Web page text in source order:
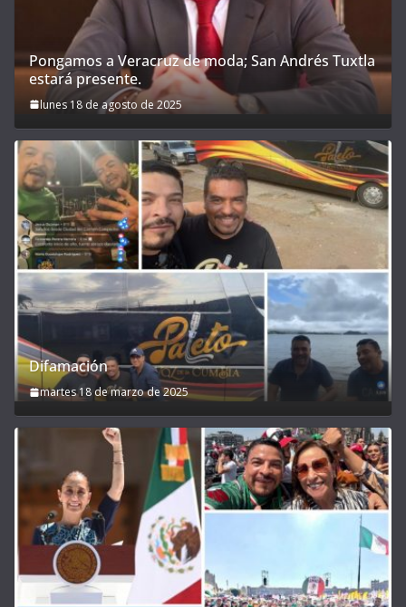
Pongamos a Veracruz de moda; San Andrés Tuxtla
estará presente.
lunes 18 de agosto de 2025
Difamación
martes 18 de marzo de 2025